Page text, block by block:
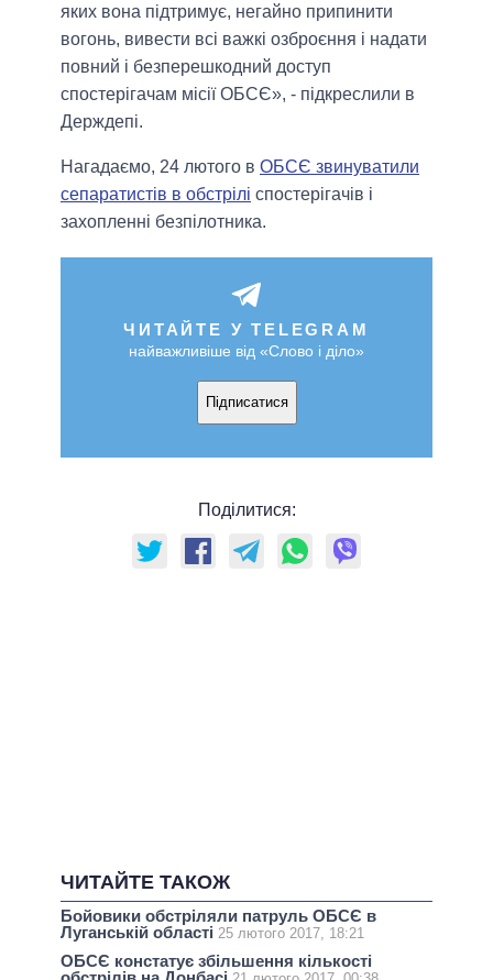
яких вона підтримує, негайно припинити
вогонь, вивести всі важкі озброєння і надати
повний і безперешкодний доступ
спостерігачам місії ОБСЄ», - підкреслили в
Держдепі.
Нагадаємо, 24 лютого в ОБСЄ звинуватили
сепаратистів в обстрілі спостерігачів і
захопленні безпілотника.
ЧИТАЙТЕ У TELEGRAM
найважливіше від «Слово і діло»
Підписатися
Поділитися:
ЧИТАЙТЕ ТАКОЖ
Бойовики обстріляли патруль ОБСЄ в
Луганській області 25 лютого 2017, 18:21
ОБСЄ констатує збільшення кількості